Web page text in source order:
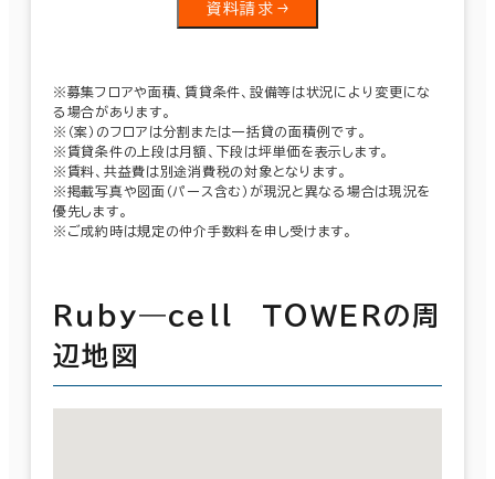
資料請求
※募集フロアや面積、賃貸条件、設備等は状況により変更にな
る場合があります。
※（案）のフロアは分割または一括貸の面積例です。
※賃貸条件の上段は月額、下段は坪単価を表示します。
※賃料、共益費は別途消費税の対象となります。
※掲載写真や図面（パース含む）が現況と異なる場合は現況を
優先します。
※ご成約時は規定の仲介手数料を申し受けます。
Ｒｕｂｙ―ｃｅｌｌ ＴＯＷＥＲの周
辺地図